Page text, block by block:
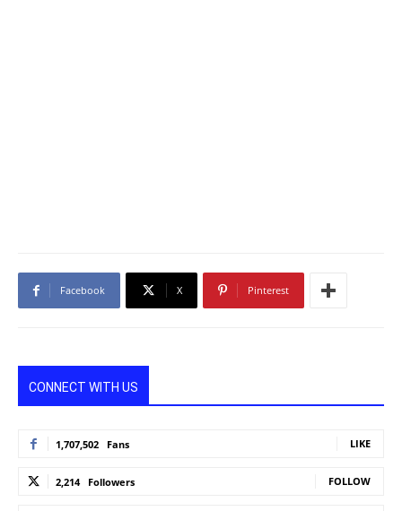
Facebook X Pinterest
CONNECT WITH US
1,707,502 Fans LIKE
2,214 Followers FOLLOW